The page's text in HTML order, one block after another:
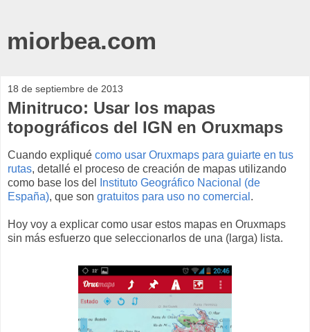
miorbea.com
18 de septiembre de 2013
Minitruco: Usar los mapas
topográficos del IGN en Oruxmaps
Cuando expliqué como usar Oruxmaps para guiarte en tus
rutas, detallé el proceso de creación de mapas utilizando
como base los del
Instituto Geográfico Nacional (de
España), que son gratuitos para uso no comercial .
Hoy voy a explicar como usar estos mapas en Oruxmaps
sin más esfuerzo que seleccionarlos de una (larga) lista.